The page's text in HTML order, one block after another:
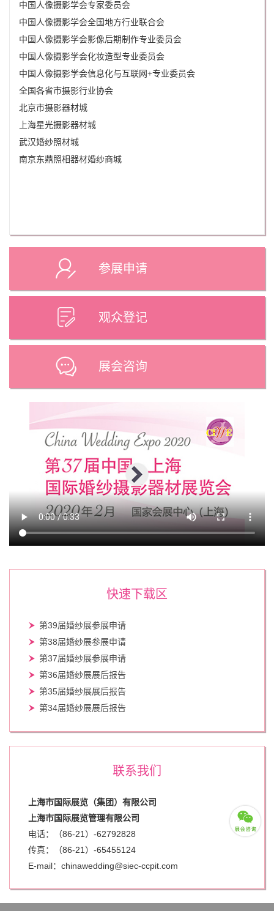
中国人像摄影学会专家委员会
中国人像摄影学会全国地方行业联合会
中国人像摄影学会影像后期制作专业委员会
中国人像摄影学会化妆造型专业委员会
中国人像摄影学会信息化与互联网+专业委员会
全国各省市摄影行业协会
北京市摄影器材城
上海星光摄影器材城
武汉婚纱照材城
南京东鼎照相器材婚纱商城
参展申请
观众登记
展会咨询
快速下载区
第39届婚纱展参展申请
第38届婚纱展参展申请
第37届婚纱展参展申请
第36届婚纱展展后报告
第35届婚纱展展后报告
第34届婚纱展展后报告
联系我们
上海市国际展览（集团）有限公司
上海市国际展览管理有限公司
电话：（86-21）-62792828
传真：（86-21）-65455124
E-mail：chinawedding@siec-ccpit.com